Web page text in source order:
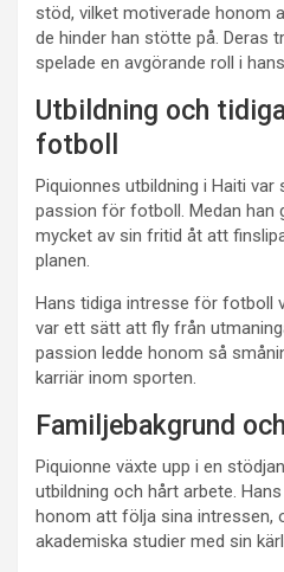
stöd, vilket motiverade honom
de hinder han stötte på. Deras
spelade en avgörande roll i
Utbildning och
fotboll
Piquionnes utbildning i Haiti
passion för fotboll. Medan han
mycket av sin fritid åt att
planen.
Hans tidiga intresse för fotboll
var ett sätt att fly från
passion ledde honom så
karriär inom sporten.
Familjebakgrund
Piquionne växte upp i en
utbildning och hårt arbete.
honom att följa sina intressen,
akademiska studier med sin